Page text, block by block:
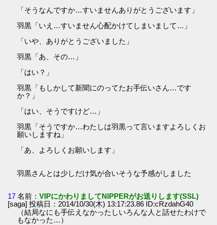
「そうなんですか…すいませんありがとうございます」
羽黒「いえ…すいません心配かけてしまいまして…」
「いや、ありがとうございました」
羽黒「あ、その…」
「はい？」
羽黒「もしかして新聞にのってたお手伝いさん…です
か？」
「はい、そうですけど…」
羽黒「そうですか…わたしは羽黒って言いますよろしくお
願いしますね」
「あ、よろしくお願いします」
羽黒さんとは少しだけ気が合いそうな予感がしました
17 名前：VIPにかわりましてNIPPERがお送りします(SSL)
[saga] 投稿日：2014/10/30(木) 13:17:23.86 ID:cRzdahG40
（結局なにも手伝えなかったしいろんな人と話せたわけで
もなかった…）